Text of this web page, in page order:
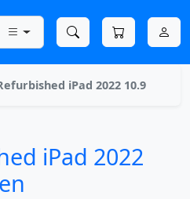
iPad 2022 10.9
iPad 2022